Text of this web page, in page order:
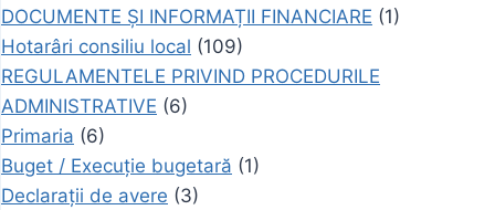
DOCUMENTE ȘI INFORMAȚII FINANCIARE (1)
Hotarâri consiliu local (109)
REGULAMENTELE PRIVIND PROCEDURILE
ADMINISTRATIVE (6)
Primaria (6)
Buget / Execuție bugetară (1)
Declarații de avere (3)